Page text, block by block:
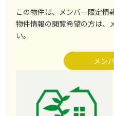
この物件は、メンバー限定情
物件情報の閲覧希望の方は、
い。
メン